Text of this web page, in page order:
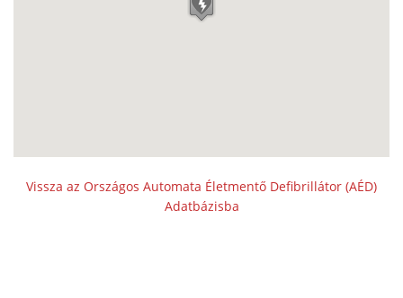
Vissza az Országos Automata Életmentő Defibrillátor (AÉD)
Adatbázisba